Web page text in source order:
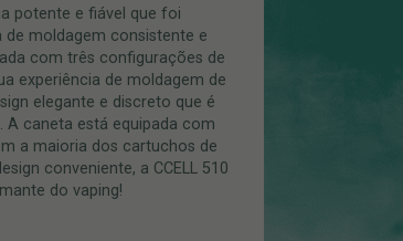
potente e fiável que foi
moldagem consistente e
com três configurações de
experiência de moldagem de
elegante e discreto que é
caneta está equipada com
a maioria dos cartuchos de
conveniente, a CCELL 510
do vaping!